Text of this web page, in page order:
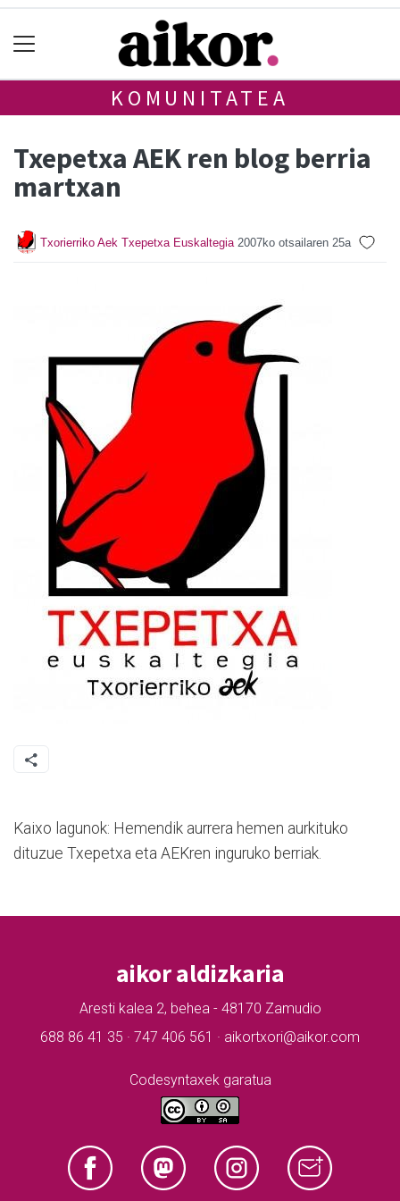
KOMUNITATEA
Txepetxa AEK ren blog berria
martxan
Txorierriko Aek Txepetxa Euskaltegia 2007ko otsailaren 25a
Kaixo lagunok: Hemendik aurrera hemen aurkituko
dituzue Txepetxa eta AEKren inguruko berriak.
aikor aldizkaria
Aresti kalea 2, behea - 48170 Zamudio
688 86 41 35 · 747 406 561 · aikortxori@aikor.com
Codesyntaxek garatua